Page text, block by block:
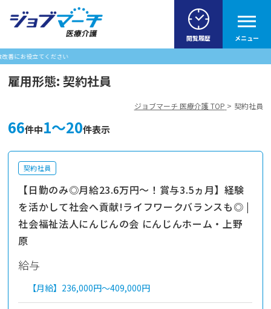
閲覧履歴 メニュー
雇用形態:契約社員
ジョブマーチ 医療介護 TOP 契約社員
66件中1～20件表示
契約社員
【日勤のみ◎月給23.6万円～！賞与3.5ヵ月】経験
を活かして社会へ貢献!ライフワークバランスも◎ |
社会福祉法人にんじんの会 にんじんホーム・上野
原
給与
【月給】 236,000円～409,000円